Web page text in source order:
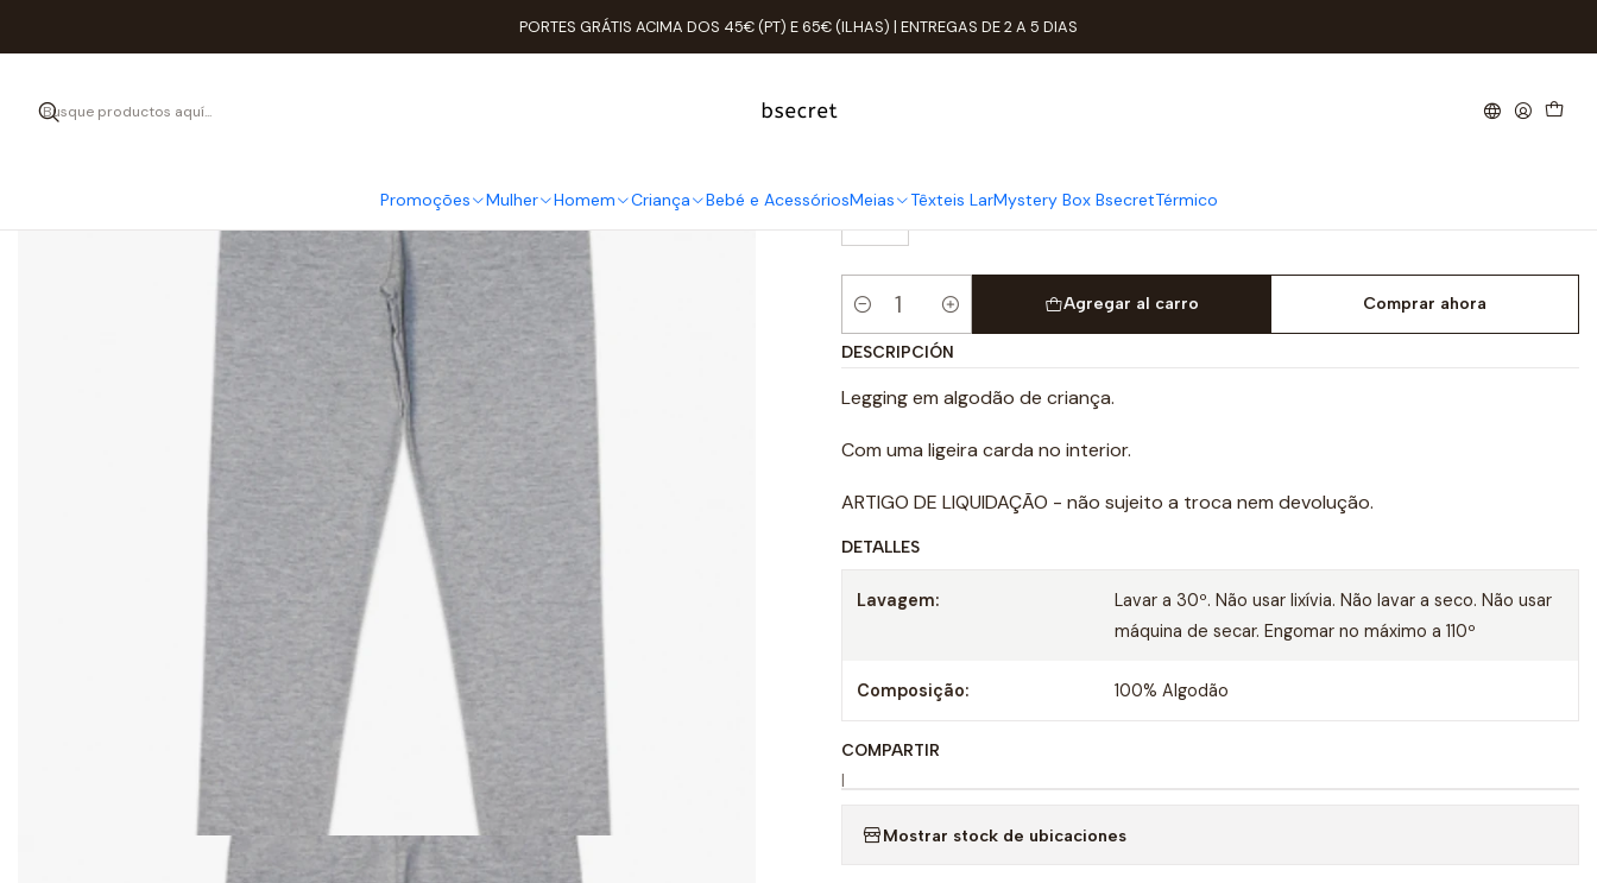
Promoções Mulher Homem Criança Bebé e AcessóriosMeias Têxteis LarMystery Box BsecretTérmico
PORTES GRÁTIS ACIMA DOS 45€ (PT) E 65€ (ILHAS) | ENTREGAS DE 2 A 5 DIAS
Inicio Criança Leggings Legging Criança Algodão Tam: 4A
TAMANHO
Cantidad
Agregar al carro Comprar ahora
DESCRIPCIÓN
Legging em algodão de criança.
Com uma ligeira carda no interior.
ARTIGO DE LIQUIDAÇÃO - não sujeito a troca nem devolução.
DETALLES
Lavagem:
Lavar a 30º. Não usar lixívia. Não lavar a seco. Não usar
máquina de secar. Engomar no máximo a 110º
Composição: 100% Algodão
COMPARTIR
|
Mostrar stock de ubicaciones